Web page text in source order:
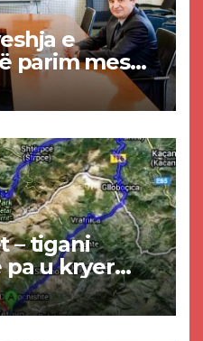
e
parim mes
– tigani
pa u kryer
komuna e
për